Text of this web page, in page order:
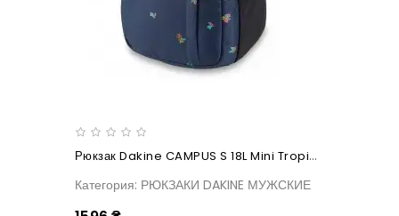
Рюкзак Dakine CAMPUS S 18L Mini Tropical
Категория: РЮКЗАКИ DAKINE МУЖСКИЕ